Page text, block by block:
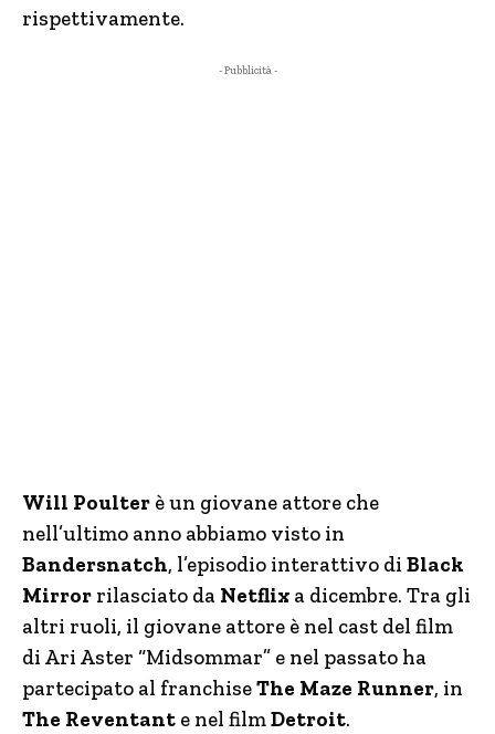
rispettivamente.
- Pubblicità -
Will Poulter è un giovane attore che
nell’ultimo anno abbiamo visto in
Bandersnatch, l’episodio interattivo di Black
Mirror rilasciato da Netflix a dicembre. Tra gli
altri ruoli, il giovane attore è nel cast del film
di Ari Aster “Midsommar” e nel passato ha
partecipato al franchiseThe Maze Runner, in
The Reventant e nel filmDetroit.